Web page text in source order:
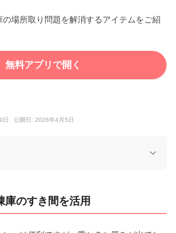
場所取り問題を解消するアイテムをご紹
無料アプリで開く
日 公開日: 2026年4月5日
庫のすき間を活用